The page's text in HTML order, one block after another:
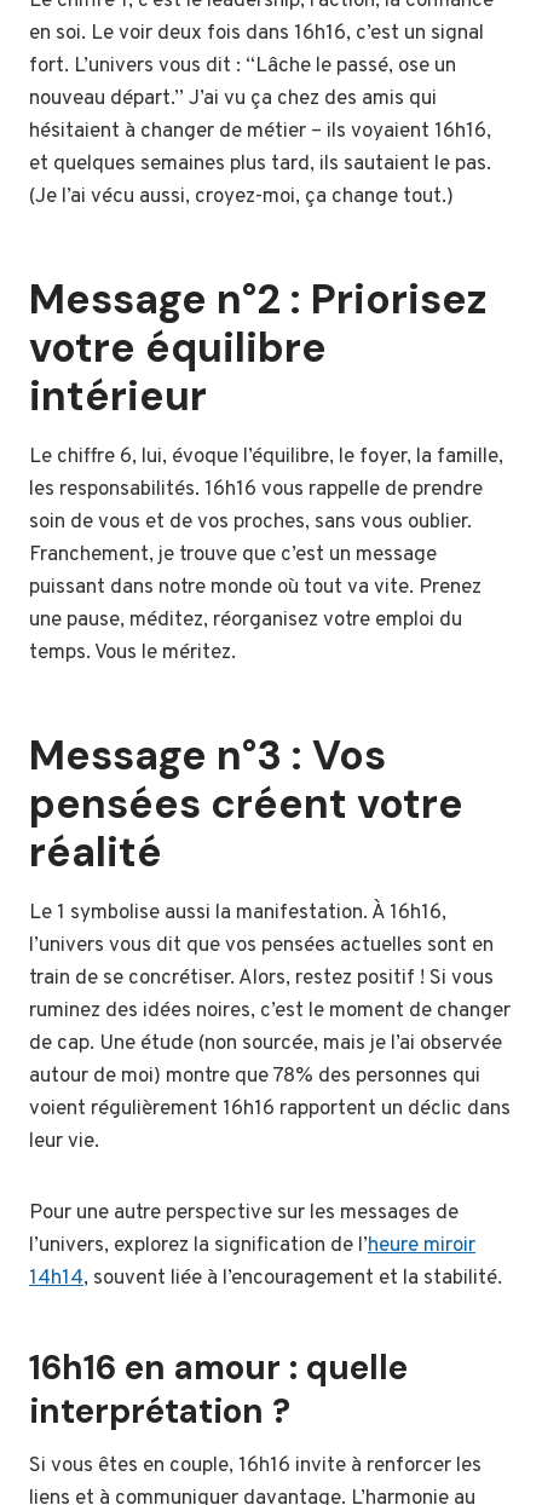
en soi. Le voir deux fois dans 16h16, c’est un signal
fort. L’univers vous dit : “Lâche le passé, ose un
nouveau départ.” J’ai vu ça chez des amis qui
hésitaient à changer de métier – ils voyaient 16h16,
et quelques semaines plus tard, ils sautaient le pas.
(Je l’ai vécu aussi, croyez-moi, ça change tout.)
Message n°2 : Priorisez
votre équilibre
intérieur
Le chiffre 6, lui, évoque l’équilibre, le foyer, la famille,
les responsabilités. 16h16 vous rappelle de prendre
soin de vous et de vos proches, sans vous oublier.
Franchement, je trouve que c’est un message
puissant dans notre monde où tout va vite. Prenez
une pause, méditez, réorganisez votre emploi du
temps. Vous le méritez.
Message n°3 : Vos
pensées créent votre
réalité
Le 1 symbolise aussi la manifestation. À 16h16,
l’univers vous dit que vos pensées actuelles sont en
train de se concrétiser. Alors, restez positif ! Si vous
ruminez des idées noires, c’est le moment de changer
de cap. Une étude (non sourcée, mais je l’ai observée
autour de moi) montre que 78% des personnes qui
voient régulièrement 16h16 rapportent un déclic dans
leur vie.
Pour une autre perspective sur les messages de
l’univers, explorez la signification de l’heure miroir
14h14, souvent liée à l’encouragement et la stabilité.
16h16 en amour : quelle
interprétation ?
Si vous êtes en couple, 16h16 invite à renforcer les
liens et à communiquer davantage. L’harmonie au